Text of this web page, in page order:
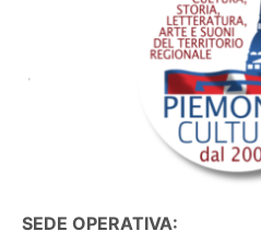
SEDE OPERATIVA: